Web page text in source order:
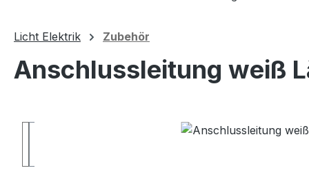
Licht Elektrik Zubehör
Anschlussleitung weiß